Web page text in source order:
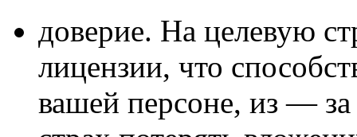
доверие. На целевую
лицензии, что
вашей персоне, из — за